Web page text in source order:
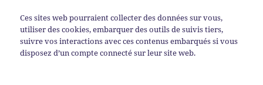
Ces sites web pourraient collecter des données sur vous,
utiliser des cookies, embarquer des outils de suivis tiers,
suivre vos interactions avec ces contenus embarqués si vous
disposez d’un compte connecté sur leur site web.